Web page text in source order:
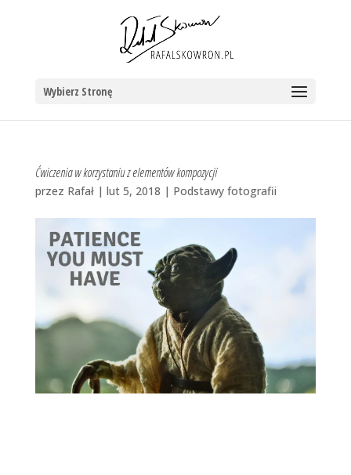
Wybierz Stronę
Ćwiczenia w korzystaniu z elementów kompozycji
przez Rafał| lut 5, 2018 | Podstawy fotografii